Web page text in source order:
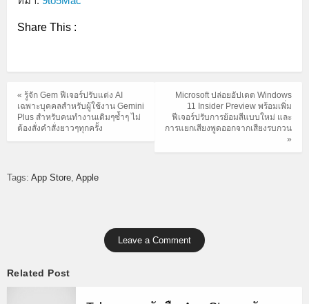
Share This :
Microsoft ปล่อยอัปเดต Windows
11 Insider Preview พร้อมเพิ่ม
ฟีเจอร์ปรับการย้อมสีแบบใหม่ และ
การแยกเสียงพูดออกจากเสียงรบกวน
»
« รู้จัก Gem ฟีเจอร์ปรับแต่ง AI
เฉพาะบุคคลสำหรับผู้ใช้งาน Gemini
Plus สำหรับคนทำงานเดิมๆซ้ำๆ ไม่
ต้องสั่งคำสั่งยาวๆทุกครั้ง
Tags: App Store Apple
Leave a Comment
Related Post